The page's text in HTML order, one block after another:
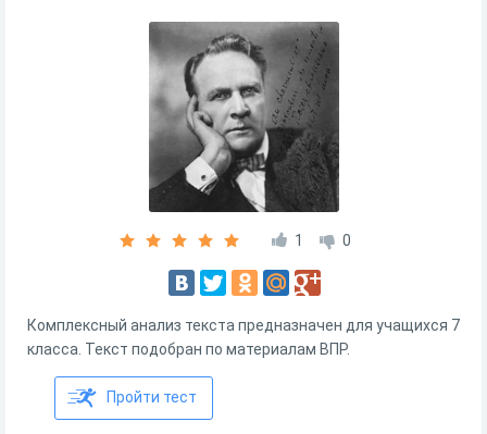
1 0
Комплексный анализ текста предназначен для учащихся 7
класса. Текст подобран по материалам ВПР.
Пройти тест